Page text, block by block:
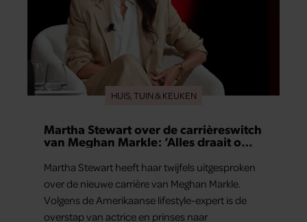
HUIS, TUIN & KEUKEN
Martha Stewart over de carrièreswitch
van Meghan Markle: ‘Alles draait om
Martha Stewart heeft haar twijfels uitgesproken
over de nieuwe carrière van Meghan Markle.
Volgens de Amerikaanse lifestyle-expert is de
overstap van actrice en prinses naar